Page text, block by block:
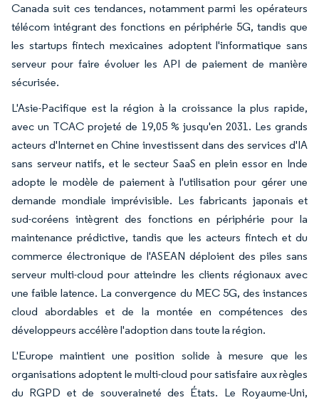
Canada suit ces tendances, notamment parmi les opérateurs
télécom intégrant des fonctions en périphérie 5G, tandis que
les startups fintech mexicaines adoptent l'informatique sans
serveur pour faire évoluer les API de paiement de manière
sécurisée.
L'Asie-Pacifique est la région à la croissance la plus rapide,
avec un TCAC projeté de 19,05 % jusqu'en 2031. Les grands
acteurs d'Internet en Chine investissent dans des services d'IA
sans serveur natifs, et le secteur SaaS en plein essor en Inde
adopte le modèle de paiement à l'utilisation pour gérer une
demande mondiale imprévisible. Les fabricants japonais et
sud-coréens intègrent des fonctions en périphérie pour la
maintenance prédictive, tandis que les acteurs fintech et du
commerce électronique de l'ASEAN déploient des piles sans
serveur multi-cloud pour atteindre les clients régionaux avec
une faible latence. La convergence du MEC 5G, des instances
cloud abordables et de la montée en compétences des
développeurs accélère l'adoption dans toute la région.
L'Europe maintient une position solide à mesure que les
organisations adoptent le multi-cloud pour satisfaire aux règles
du RGPD et de souveraineté des États. Le Royaume-Uni,